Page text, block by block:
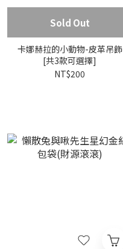
Sold Out
卡娜赫拉的小動物-皮革吊飾
[共3款可選擇]
NT$200